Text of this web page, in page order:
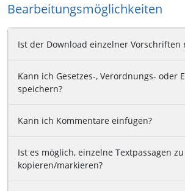
Bearbeitungsmöglichkeiten
Ist der Download einzelner Vorschriften
Kann ich Gesetzes-, Verordnungs- oder
speichern?
Kann ich Kommentare einfügen?
Ist es möglich, einzelne Textpassagen zu
kopieren/markieren?